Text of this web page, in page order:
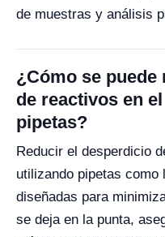
de muestras y análisis
¿Cómo se
de reactivos en
pipetas?
Reducir el desperdicio
utilizando pipetas como
diseñadas para
se deja en la punta,